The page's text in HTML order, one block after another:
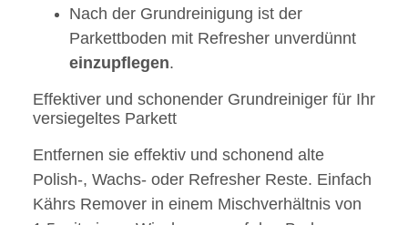
Nach der Grundreinigung ist der
Parkettboden mit Refresher unverdünnt
einzupflegen.
Effektiver und schonender Grundreiniger für Ihr
versiegeltes Parkett
Entfernen sie effektiv und schonend alte
Polish-, Wachs- oder Refresher Reste. Einfach
Kährs Remover in einem Mischverhältnis von